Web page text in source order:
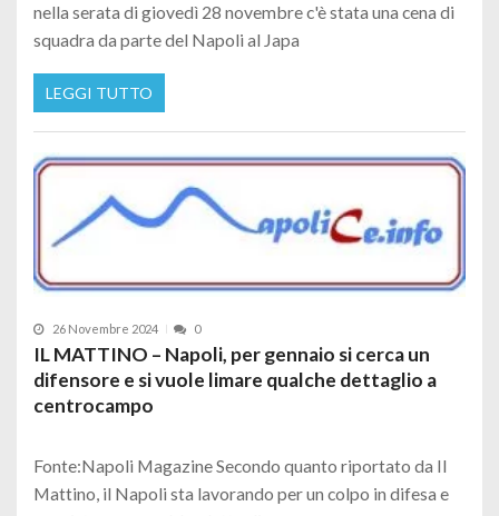
nella serata di giovedì 28 novembre c'è stata una cena di
squadra da parte del Napoli al Japa
LEGGI TUTTO
26 Novembre 2024 0
IL MATTINO – Napoli, per gennaio si cerca un
difensore e si vuole limare qualche dettaglio a
centrocampo
Fonte:Napoli Magazine Secondo quanto riportato da Il
Mattino, il Napoli sta lavorando per un colpo in difesa e